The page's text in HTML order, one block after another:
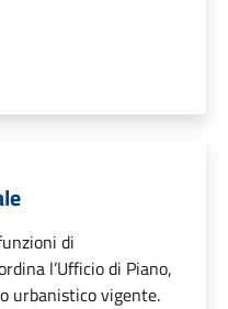
di
l’Ufficio di Piano,
urbanistico vigente.